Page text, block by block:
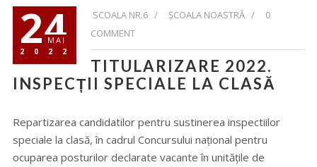
24
MAI
2022
SCOALA NR.6 / ȘCOALA NOASTRĂ/
0
COMMENT
TITULARIZARE 2022.
INSPECȚII SPECIALE LA CLASĂ
Repartizarea candidatilor pentru sustinerea inspectiilor
speciale la clasă, în cadrul Concursului național pentru
ocuparea posturilor declarate vacante în unitățile de